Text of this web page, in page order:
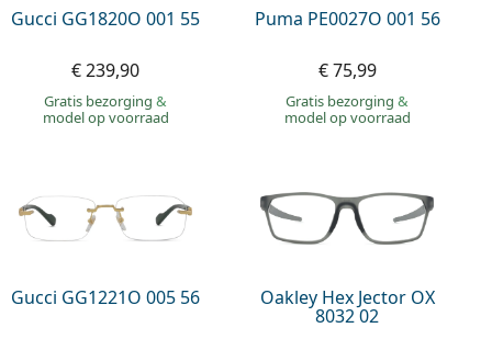
Gucci GG1820O 001 55
€ 239,90
Gratis bezorging&
model op voorraad
Puma PE0027O 001 56
€ 75,99
Gratis bezorging&
model op voorraad
Gucci GG1221O 005 56 Oakley Hex Jector OX
8032 02